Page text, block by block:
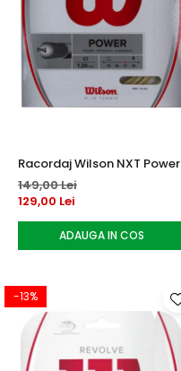
Racordaj Wilson NXT Power
149,00 Lei
129,00 Lei
ADAUGA IN COS
-13%